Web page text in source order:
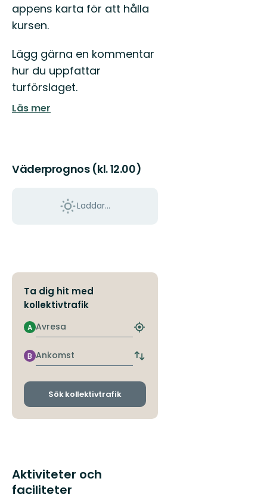
appens karta för att hålla
kursen.
Lägg gärna en kommentar
hur du uppfattar
turförslaget.
Läs mer
Väderprognos (kl. 12.00)
Laddar...
Ta dig hit med
kollektivtrafik
Avresa
A
Hitta
hållplats
Ankomst
B
Byt
och
Sök kollektivtrafik
Aktiviteter och
faciliteter